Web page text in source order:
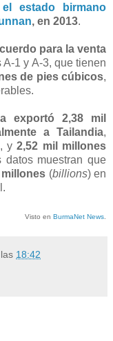
estado birmano
, en 2013.
para la venta
1 y A-3, que tienen
de pies cúbicos,
exportó 2,38 mil
a Tailandia,
y2,52 mil millones
datos muestran que
millones (billions) en
Visto en BurmaNet News
18:42